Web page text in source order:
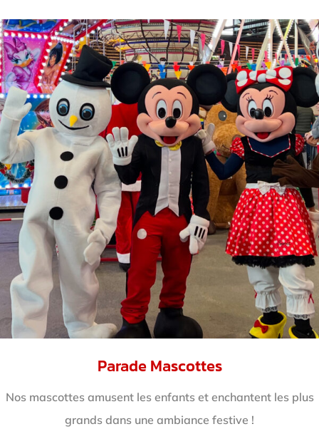
Parade Mascottes
Nos mascottes amusent les enfants et enchantent les plus
grands dans une ambiance festive !